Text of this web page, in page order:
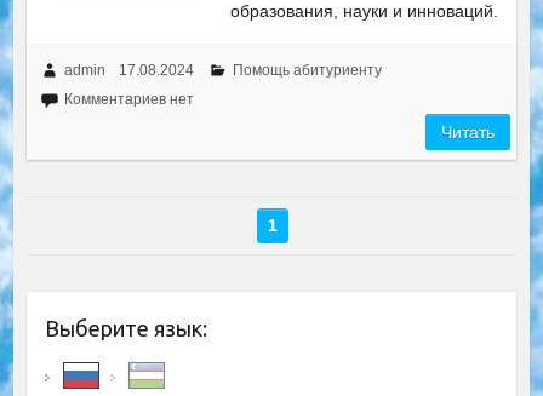
образования, науки и инноваций.
admin 17.08.2024
Помощь абитуриенту
Комментариев нет
Читать
1
Выберите язык: